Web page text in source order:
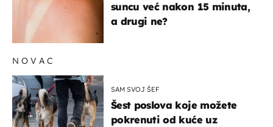
suncu već nakon 15 minuta,
a drugi ne?
NOVAC
SAM SVOJ ŠEF
Šest poslova koje možete
pokrenuti od kuće uz